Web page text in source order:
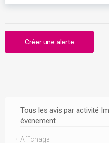
Tous les avis par activité
évenement
Affichage
Créer une alerte